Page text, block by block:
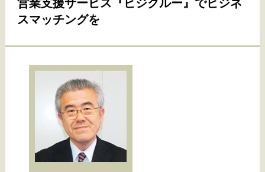
営業支援サービス『ビジクルー』でビジネ
スマッチングを